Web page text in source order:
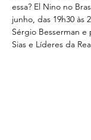
essa? El Nino no
junho, das 19h30 às
Sérgio Besserman
Sias e Líderes da